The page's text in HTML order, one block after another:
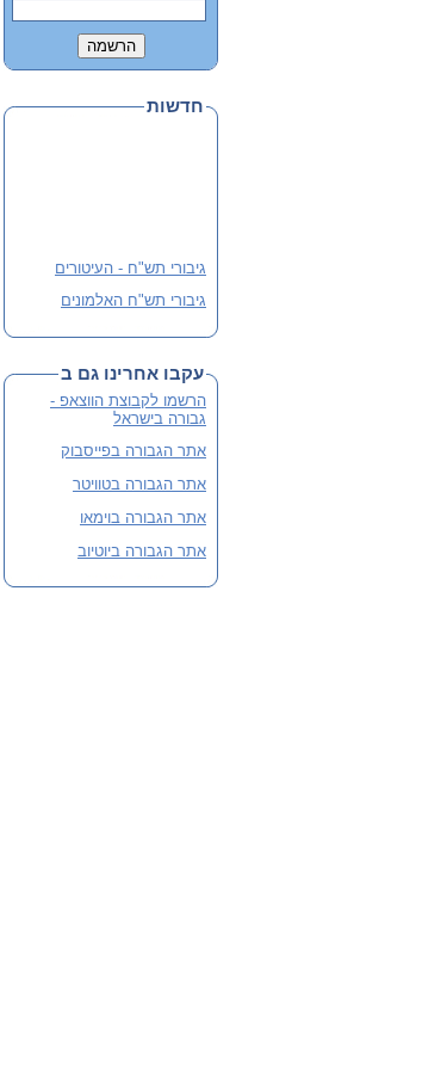
חדשות
גיבורי תש"ח - העיטורים
גיבורי תש"ח האלמונים
שתי מהדורות קודמות אזלו
והנוכחית מורחבת
לסיוע ותרומה
עקבו אחרינו גם ב
הרשמו לקבוצת הווצאפ -
גבורה בישראל
אתר הגבורה בפייסבוק
אתר הגבורה בטוויטר
אתר הגבורה בוימאו
אתר הגבורה ביוטיוב